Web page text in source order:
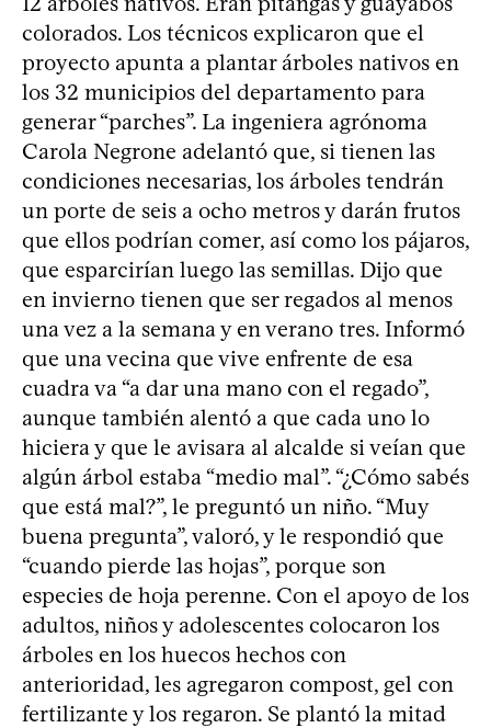
colorados. Los técnicos explicaron que el
proyecto apunta a plantar árboles nativos en
los 32 municipios del departamento para
generar “parches”. La ingeniera agrónoma
Carola Negrone adelantó que, si tienen las
condiciones necesarias, los árboles tendrán
un porte de seis a ocho metros y darán frutos
que ellos podrían comer, así como los pájaros,
que esparcirían luego las semillas. Dijo que
en invierno tienen que ser regados al menos
una vez a la semana y en verano tres. Informó
que una vecina que vive enfrente de esa
cuadra va “a dar una mano con el regado”,
aunque también alentó a que cada uno lo
hiciera y que le avisara al alcalde si veían que
algún árbol estaba “medio mal”. “¿Cómo sabés
que está mal?”, le preguntó un niño. “Muy
buena pregunta”, valoró, y le respondió que
“cuando pierde las hojas”, porque son
especies de hoja perenne. Con el apoyo de los
adultos, niños y adolescentes colocaron los
árboles en los huecos hechos con
anterioridad, les agregaron compost, gel con
fertilizante y los regaron. Se plantó la mitad